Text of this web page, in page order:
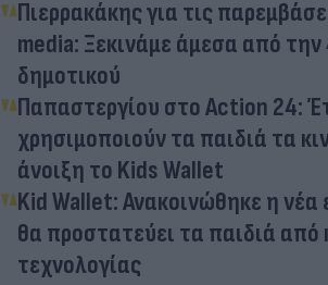
Πιερρακάκης για τις
media: Ξεκινάμε άμεσα από την
δημοτικού
Παπαστεργίου στο Action 24:
χρησιμοποιούν τα παιδιά τα
άνοιξη το Kids Wallet
Kid Wallet: Ανακοινώθηκε η
θα προστατεύει τα παιδιά από
τεχνολογίας